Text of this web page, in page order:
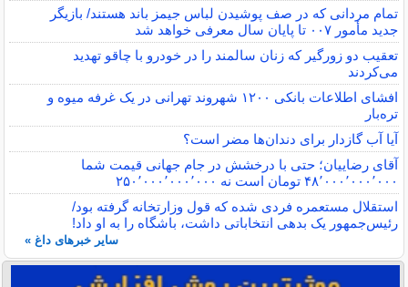
تمام مردانی که در صف پوشیدن لباس جیمز باند هستند/ بازیگر
جدید مأمور ۰۰۷ تا پایان سال معرفی خواهد شد
تعقیب دو زورگیر که زنان سالمند را در خودرو با چاقو تهدید
می‌کردند
افشای اطلاعات بانکی ۱۲۰۰ شهروند تهرانی در یک غرفه میوه و
تره‌بار
آیا آب گازدار برای دندان‌ها مضر است؟
آقای رضاییان؛ حتی با درخشش در جام جهانی قیمت شما
۴۸٬۰۰۰٬۰۰۰٬۰۰۰ تومان است نه ۲۵۰٬۰۰۰٬۰۰۰٬۰۰۰
استقلال مستعمره فردی شده که قول وزارتخانه گرفته بود/
رئیس‌جمهور یک بدهی انتخاباتی داشت، باشگاه را به او داد!
سایر خبرهای داغ »